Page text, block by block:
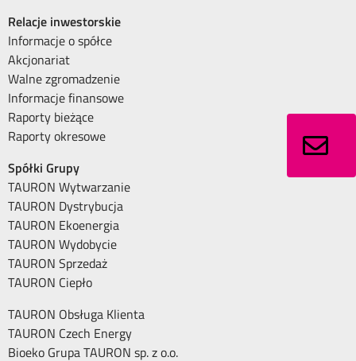
Relacje inwestorskie
Informacje o spółce
Akcjonariat
Walne zgromadzenie
Informacje finansowe
Raporty bieżące
Raporty okresowe
Spółki Grupy
TAURON Wytwarzanie
TAURON Dystrybucja
TAURON Ekoenergia
TAURON Wydobycie
TAURON Sprzedaż
TAURON Ciepło
TAURON Obsługa Klienta
TAURON Czech Energy
Bioeko Grupa TAURON sp. z o.o.